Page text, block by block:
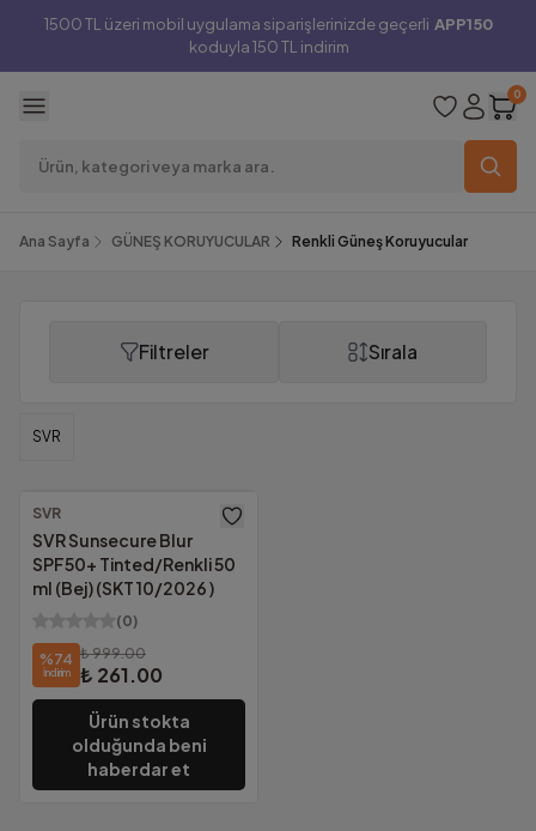
1500 TL üzeri mobil uygulama siparişlerinizde geçerli APP150
koduyla 150 TL indirim
0
Ana Sayfa GÜNEŞ KORUYUCULAR Renkli Güneş Koruyucular
Filtreler
Renkli Güneş Koruyucular Sırala
SVR
SVR
SVR Sunsecure Blur
SPF50+ Tinted/Renkli 50
ml (Bej) (SKT 10/2026 )
(0)
%74
İndirim
₺ 999.00
₺ 261.00
Ürün stokta
olduğunda beni
haberdar et